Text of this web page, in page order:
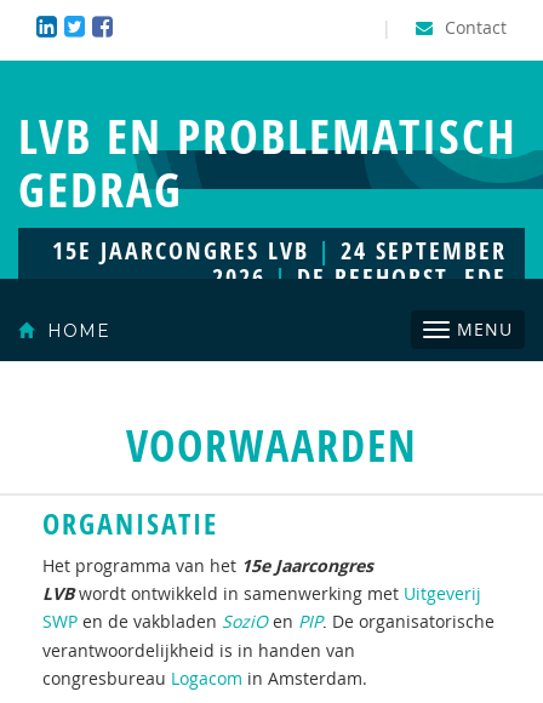
Contact
|
LVB EN PROBLEMATISCH
GEDRAG
15E JAARCONGRES LVB | 24 SEPTEMBER
2026 | DE REEHORST, EDE
MENU
Toggle
HOME
VOORWAARDEN
ORGANISATIE
Het programma van het 15e Jaarcongres
LVBwordt ontwikkeld in samenwerking met Uitgeverij
SWP en de vakbladen SoziOen PIP. De organisatorische
verantwoordelijkheid is in handen van
congresbureau Logacom in Amsterdam.